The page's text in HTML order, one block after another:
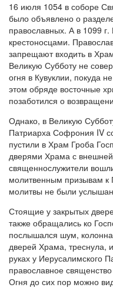
16 июля 1054 в соборе
было объявлено о
православных. А в 1099
крестоносцами.
запрещают входить в
Великую Субботу не
огня в Кувуклии, покуда
этом обряде восточные
позаботился о
Однако, в Великую
Патриарха Софрония IV
пустили в Храм Гроба
дверями Храма с
священнослужители
молитвенным призывам к
молитвы не были
Стоящие у закрытых
также обращались ко
послышался шум,
дверей Храма, треснула,
руках у Иерусалимского
православное
Огня до сих пор можно